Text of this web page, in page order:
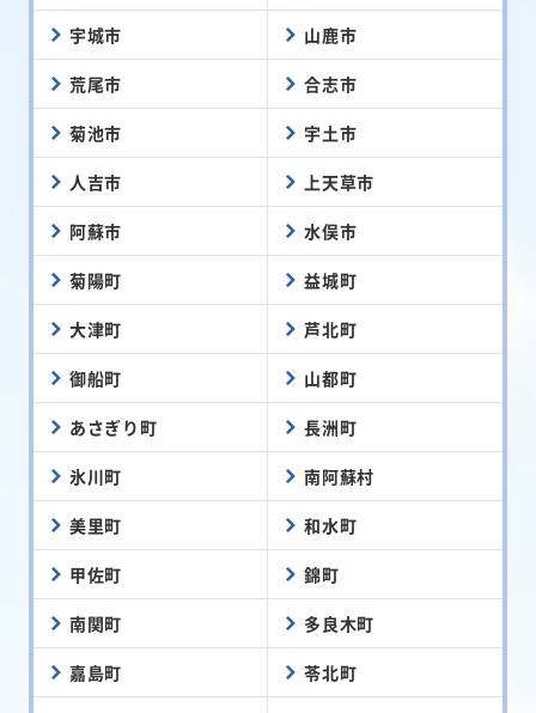
宇城市 山鹿市
荒尾市 合志市
菊池市 宇土市
人吉市 上天草市
阿蘇市 水俣市
菊陽町 益城町
大津町 芦北町
御船町 山都町
あさぎり町 長洲町
氷川町 南阿蘇村
美里町 和水町
甲佐町 錦町
南関町 多良木町
嘉島町 苓北町